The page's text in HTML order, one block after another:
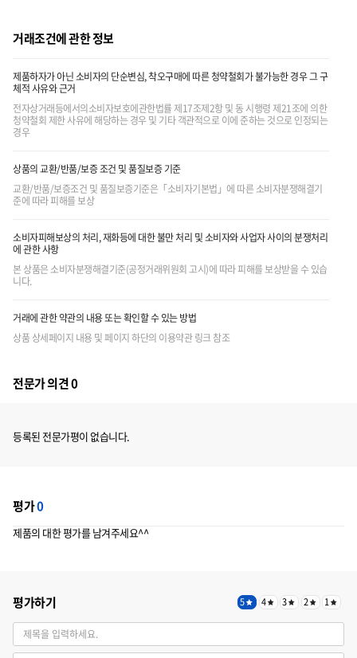
거래조건에 관한 정보
제품하자가 아닌 소비자의 단순변심, 착오구매에 따른 청약철회가 불가능한 경우 그 구
체적 사유와 근거
전자상거래등에서의소비자보호에관한법률 제17조제2항 및 동 시행령 제21조에 의한
청약철회 제한 사유에 해당하는 경우 및 기타 객관적으로 이에 준하는 것으로 인정되는
경우
상품의 교환/반품/보증 조건 및 품질보증 기준
교환/반품/보증조건 및 품질보증기준은「소비자기본법」에 따른 소비자분쟁해결기
준에 따라 피해를 보상
소비자피해보상의 처리, 재화등에 대한 불만 처리 및 소비자와 사업자 사이의 분쟁처리
에 관한 사항
본 상품은 소비자분쟁해결기준(공정거래위원회 고시)에 따라 피해를 보상받을 수 있습
니다.
거래에 관한 약관의 내용 또는 확인할 수 있는 방법
상품 상세페이지 내용 및 페이지 하단의 이용약관 링크 참조
전문가 의견 0
등록된 전문가평이 없습니다.
평가0
제품의 대한 평가를 남겨주세요^^
평가하기 5 4 3 2 1